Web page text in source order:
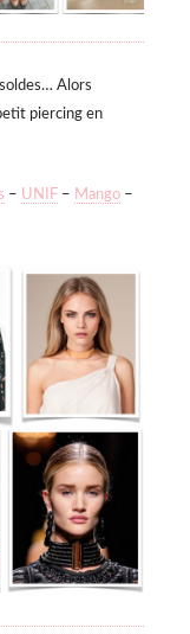
Alors
piercing en
– UNIF – Mango –